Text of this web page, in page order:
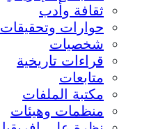
ثقافة وأدب
حوارات وتحقيقات
شخصيات
قراءات تاريخية
متابعات
مكتبة الملفات
منظمات وهيئات